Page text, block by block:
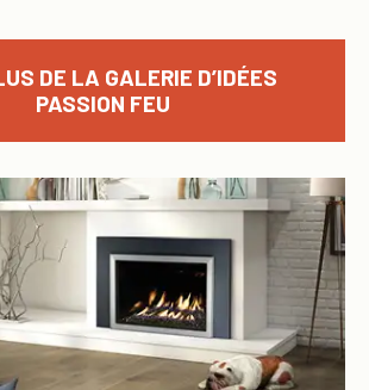
DE LA GALERIE D’IDÉES
PASSION FEU